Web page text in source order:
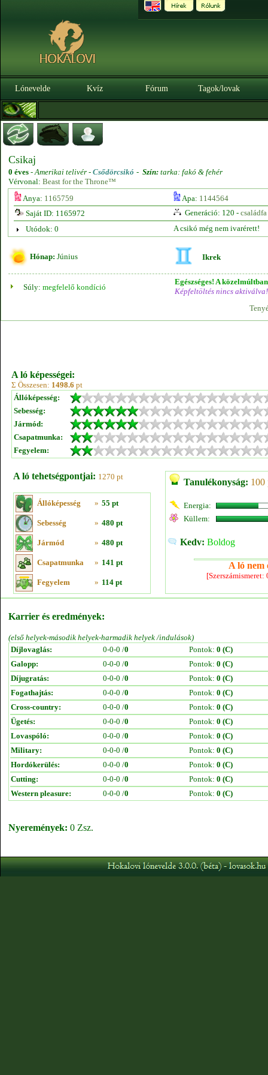
Lónevelde Kvíz Fórum Tagok/lovak
Csikaj
0 éves -Amerikai telivér - Csődörcsikó - Szín: tarka: fakó & fehér
Vérvonal: Beast for the Throne™
Anya: 1165759 Apa: 1144564
Saját ID: 1165972
Generáció: 120 - családfa
Utódok: 0
A csikó még nem ivarérett!
Hónap: Június Ikrek
Súly: megfelelő kondíció
Egészséges! A
Képfeltöltés nincs aktiválva!
A ló képességei:
Σ Összesen: 1498.6 pt
Állóképesség:
Sebesség:
Jármód:
Csapatmunka:
Fegyelem:
A ló tehetségpontjai: 1270 pt
Állóképesség » 55 pt
Sebesség » 480 pt
Jármód » 480 pt
Csapatmunka » 141 pt
Fegyelem » 114 pt
Tanulékonyság: 100
Energia:
Küllem:
Kedv: Boldog
A ló nem
Karrier és eredmények:
(első helyek-második helyek-harmadik helyek /indulások)
Díjlovaglás:
0-0-0 /0 Pontok: 0 (C)
Galopp:
0-0-0 /0 Pontok: 0 (C)
Díjugratás:
0-0-0 /0 Pontok: 0 (C)
Fogathajtás:
0-0-0 /0 Pontok: 0 (C)
Cross-country:
0-0-0 /0 Pontok: 0 (C)
Ügetés:
0-0-0 /0 Pontok: 0 (C)
Lovaspóló:
0-0-0 /0 Pontok: 0 (C)
Military:
0-0-0 /0 Pontok: 0 (C)
Hordókerülés:
0-0-0 /0 Pontok: 0 (C)
Cutting:
0-0-0 /0 Pontok: 0 (C)
Western pleasure:
0-0-0 /0 Pontok: 0 (C)
Nyeremények: 0 Zsz.